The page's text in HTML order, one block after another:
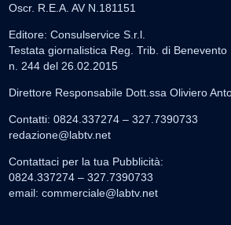
Oscr. R.E.A. AV N.181151
Editore: Consulservice S.r.l.
Testata giornalistica Reg. Trib. di Benevento
n. 244 del 26.02.2015
Direttore Responsabile Dott.ssa Oliviero
Contatti: 0824.337274 – 327.7390733
redazione@labtv.net
Contattaci per la tua Pubblicità:
0824.337274 – 327.7390733
email: commerciale@labtv.net